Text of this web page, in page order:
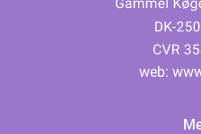
web: